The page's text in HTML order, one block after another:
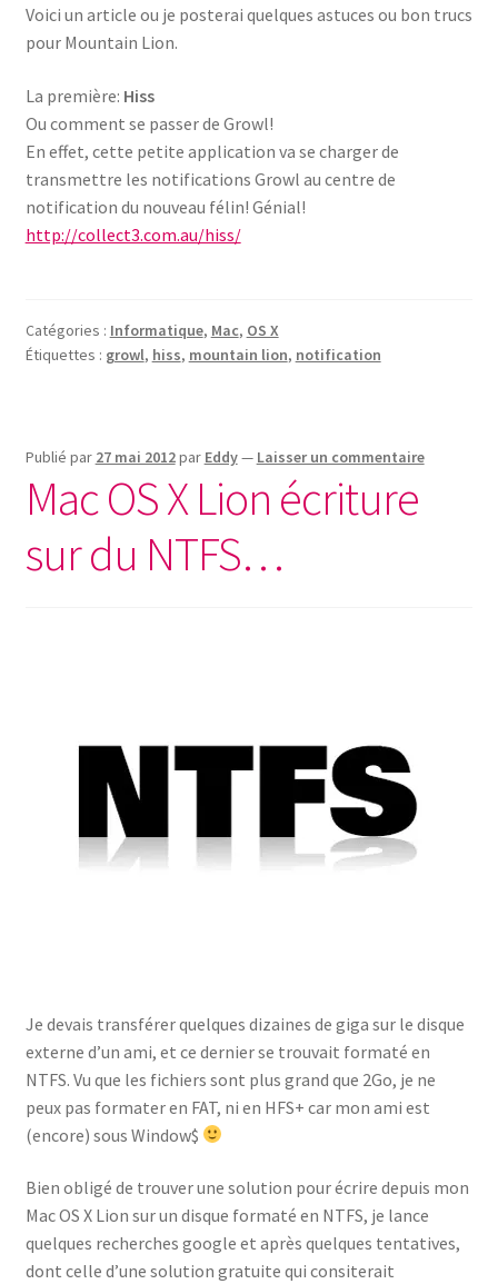
Voici un article ou je posterai quelques astuces ou bon trucs
pour Mountain Lion.
La première: Hiss
Ou comment se passer de Growl!
En effet, cette petite application va se charger de
transmettre les notifications Growl au centre de
notification du nouveau félin! Génial!
http://collect3.com.au/hiss/
Catégories : Informatique, Mac, OS X
Étiquettes : growl, hiss, mountain lion, notification
Publié par 27 mai 2012par Eddy— Laisser un commentaire
Mac OS X Lion écriture
sur du NTFS…
Je devais transférer quelques dizaines de giga sur le disque
externe d’un ami, et ce dernier se trouvait formaté en
NTFS. Vu que les fichiers sont plus grand que 2Go, je ne
peux pas formater en FAT, ni en HFS+ car mon ami est
(encore) sous Window$
Bien obligé de trouver une solution pour écrire depuis mon
Mac OS X Lion sur un disque formaté en NTFS, je lance
quelques recherches google et après quelques tentatives,
dont celle d’une solution gratuite qui consiterait